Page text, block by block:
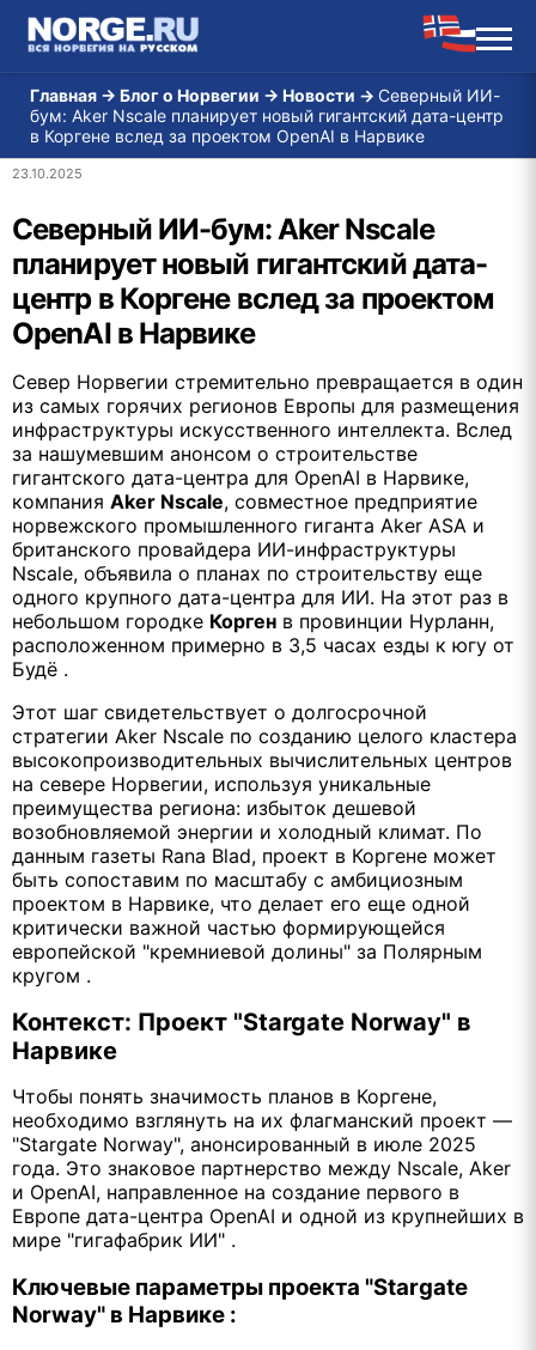
Главная → Блог о Норвегии → Новости → Северный ИИ-
бум: Aker Nscale планирует новый гигантский дата-центр
в Коргене вслед за проектом OpenAI в Нарвике
23.10.2025
Северный ИИ-бум: Aker Nscale
планирует новый гигантский дата-
центр в Коргене вслед за проектом
OpenAI в Нарвике
Север Норвегии стремительно превращается в один
из самых горячих регионов Европы для размещения
инфраструктуры искусственного интеллекта. Вслед
за нашумевшим анонсом о строительстве
гигантского дата-центра для OpenAI в Нарвике,
компания Aker Nscale, совместное предприятие
норвежского промышленного гиганта Aker ASA и
британского провайдера ИИ-инфраструктуры
Nscale, объявила о планах по строительству еще
одного крупного дата-центра для ИИ. На этот раз в
небольшом городке Корген в провинции Нурланн,
расположенном примерно в 3,5 часах езды к югу от
Будё .
Этот шаг свидетельствует о долгосрочной
стратегии Aker Nscale по созданию целого кластера
высокопроизводительных вычислительных центров
на севере Норвегии, используя уникальные
преимущества региона: избыток дешевой
возобновляемой энергии и холодный климат. По
данным газеты Rana Blad, проект в Коргене может
быть сопоставим по масштабу с амбициозным
проектом в Нарвике, что делает его еще одной
критически важной частью формирующейся
европейской "кремниевой долины" за Полярным
кругом .
Контекст: Проект "Stargate Norway" в
Нарвике
Чтобы понять значимость планов в Коргене,
необходимо взглянуть на их флагманский проект —
"Stargate Norway", анонсированный в июле 2025
года. Это знаковое партнерство между Nscale, Aker
и OpenAI, направленное на создание первого в
Европе дата-центра OpenAI и одной из крупнейших в
мире "гигафабрик ИИ" .
Ключевые параметры проекта "Stargate
Norway" в Нарвике :